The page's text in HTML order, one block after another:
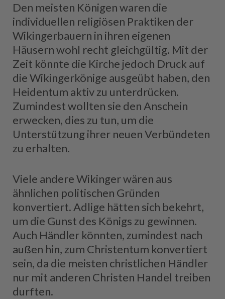
Den meisten Königen waren die
individuellen religiösen Praktiken der
Wikingerbauern in ihren eigenen
Häusern wohl recht gleichgültig. Mit der
Zeit könnte die Kirche jedoch Druck auf
die Wikingerkönige ausgeübt haben, den
Heidentum aktiv zu unterdrücken.
Zumindest wollten sie den Anschein
erwecken, dies zu tun, um die
Unterstützung ihrer neuen Verbündeten
zu erhalten.
Viele andere Wikinger wären aus
ähnlichen politischen Gründen
konvertiert. Adlige hätten sich bekehrt,
um die Gunst des Königs zu gewinnen.
Auch Händler könnten, zumindest nach
außen hin, zum Christentum konvertiert
sein, da die meisten christlichen Händler
nur mit anderen Christen Handel treiben
durften.